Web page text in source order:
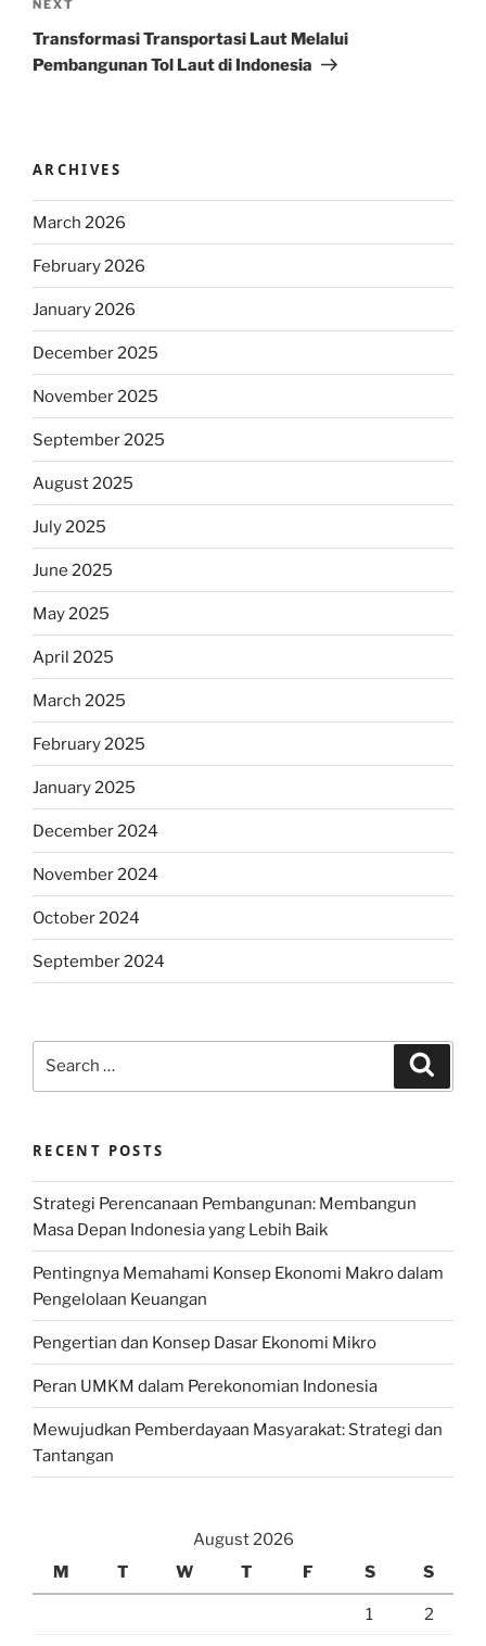
Next
Post
NEXT
Transformasi Transportasi Laut Melalui
Pembangunan Tol Laut di Indonesia
ARCHIVES
March 2026
February 2026
January 2026
December 2025
November 2025
September 2025
August 2025
July 2025
June 2025
May 2025
April 2025
March 2025
February 2025
January 2025
December 2024
November 2024
October 2024
September 2024
RECENT POSTS
Strategi Perencanaan Pembangunan: Membangun
Masa Depan Indonesia yang Lebih Baik
Pentingnya Memahami Konsep Ekonomi Makro dalam
Pengelolaan Keuangan
Pengertian dan Konsep Dasar Ekonomi Mikro
Peran UMKM dalam Perekonomian Indonesia
Mewujudkan Pemberdayaan Masyarakat: Strategi dan
Tantangan
August 2026
M
T W T F S S
1 2